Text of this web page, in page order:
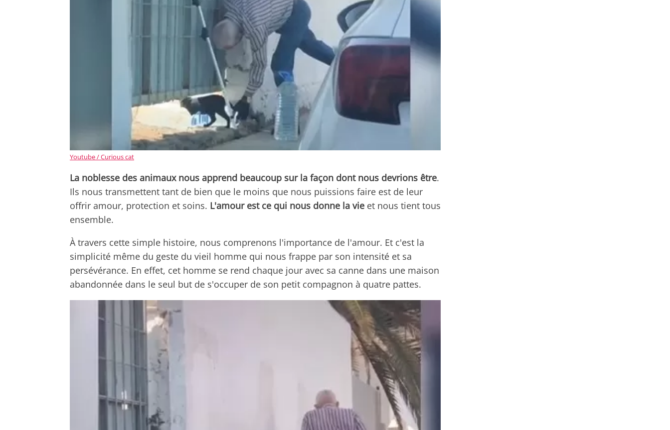
Youtube / Curious cat
La noblesse des animaux nous apprend beaucoup sur la façon dont nous devrions être.
Ils nous transmettent tant de bien que le moins que nous puissions faire est de leur
offrir amour, protection et soins. L'amour est ce qui nous donne la vie et nous tient tous
ensemble.
À travers cette simple histoire, nous comprenons l'importance de l'amour. Et c'est la
simplicité même du geste du vieil homme qui nous frappe par son intensité et sa
persévérance. En effet, cet homme se rend chaque jour avec sa canne dans une maison
abandonnée dans le seul but de s'occuper de son petit compagnon à quatre pattes.